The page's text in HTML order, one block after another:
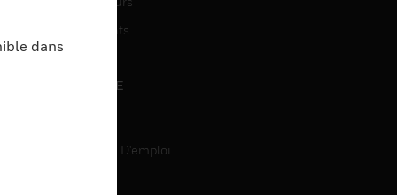
Événements
CARRIÈRE
Recherche D'emploi
dans